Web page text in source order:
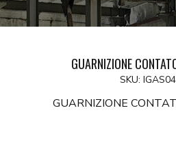
GUARNIZIONE
SKU:
GUARNIZIONE